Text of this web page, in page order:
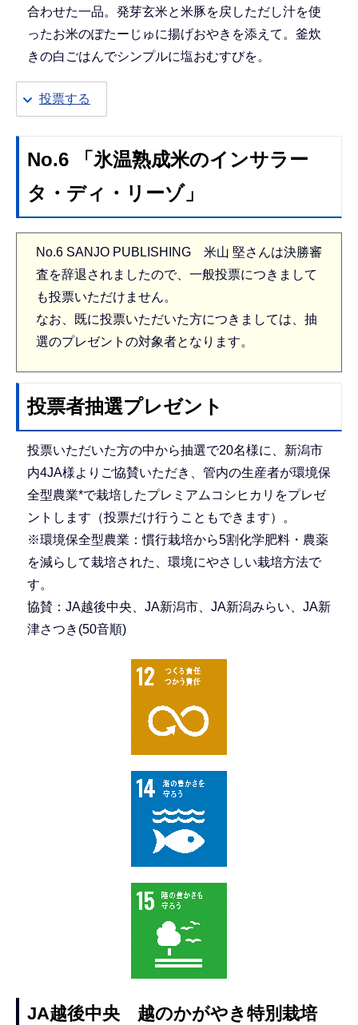
合わせた一品。発芽玄米と米豚を戻しただし汁を使
ったお米のぽたーじゅに揚げおやきを添えて。釜炊
きの白ごはんでシンプルに塩おむすびを。
投票する
No.6 「氷温熟成米のインサラー
タ・ディ・リーゾ」
No.6 SANJO PUBLISHING 米山 堅さんは決勝審
査を辞退されましたので、一般投票につきまして
も投票いただけません。
なお、既に投票いただいた方につきましては、抽
選のプレゼントの対象者となります。
投票者抽選プレゼント
投票いただいた方の中から抽選で20名様に、新潟市
内4JA様よりご協賛いただき、管内の生産者が環境保
全型農業*で栽培したプレミアムコシヒカリをプレゼ
ントします（投票だけ行うこともできます）。
※環境保全型農業：慣行栽培から5割化学肥料・農薬
を減らして栽培された、環境にやさしい栽培方法で
す。
協賛：JA越後中央、JA新潟市、JA新潟みらい、JA新
津さつき(50音順)
JA越後中央 越のかがやき特別栽培